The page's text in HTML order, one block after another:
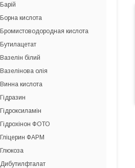
Барій
Борна кислота
Бромистоводородная кислота
Бутилацетат
Вазелін білий
Вазелінова олія
Винна кислота
Гідразин
Гідроксиламін
Гідрохінон ФОТО
Гліцерин ФАРМ
Глюкоза
Дибутилфталат